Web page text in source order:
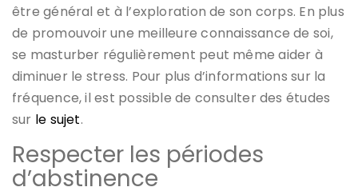
être général et à l’exploration de son corps. En plus
de promouvoir une meilleure connaissance de soi,
se masturber régulièrement peut même aider à
diminuer le stress. Pour plus d’informations sur la
fréquence, il est possible de consulter des études
sur le sujet.
Respecter les périodes
d’abstinence